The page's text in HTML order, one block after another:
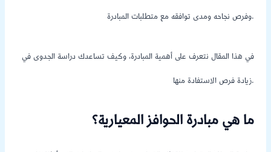
وفرص نجاحه ومدى توافقه مع متطلبات المبادرة.
في هذا المقال نتعرف على أهمية المبادرة، وكيف تساعدك دراسة الجدوى في
زيادة فرص الاستفادة منها.
ما هي مبادرة الحوافز المعيارية؟